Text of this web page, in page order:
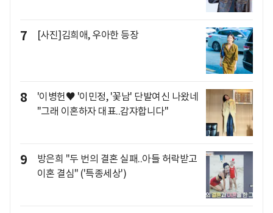
7 [사진]김희애, 우아한 등장
8
'이병헌♥ '이민정, '꽃남' 단발여신 나왔네
"그래 이혼하자 대표..감쟈합니다"
9
방은희 "두 번의 결혼 실패..아들 허락받고
이혼 결심" ('특종세상')